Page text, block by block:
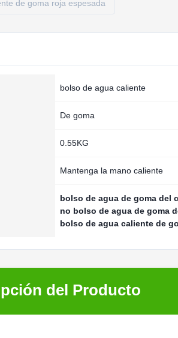
de goma roja espesada
bolso de agua caliente
De goma
0.55KG
Mantenga la mano caliente
bolso de agua de goma del
no bolso de agua de goma
bolso de agua caliente de
del Producto